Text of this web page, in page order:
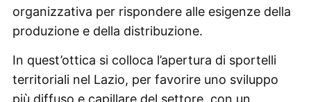
organizzativa per rispondere alle esigenze della
produzione e della distribuzione.
In quest’ottica si colloca l’apertura di sportelli
territoriali nel Lazio, per favorire uno sviluppo
più diffuso e capillare del settore, con un